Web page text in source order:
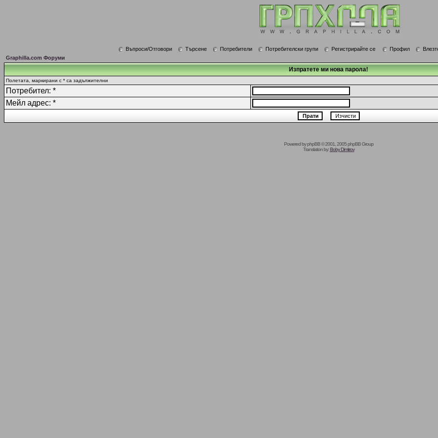
Въпроси/Отговори Търсене Потребители Потребителски групи Регистрирайте се Профил
Graphilla.com Форуми
Изпратете ми нова парола!
Полетата, маркирани с * са задължителни
Потребител: *
Мейл адрес: *
Powered byphpBB© 2001, 2005 phpBB Group
Translation by:Boby Dimitrov